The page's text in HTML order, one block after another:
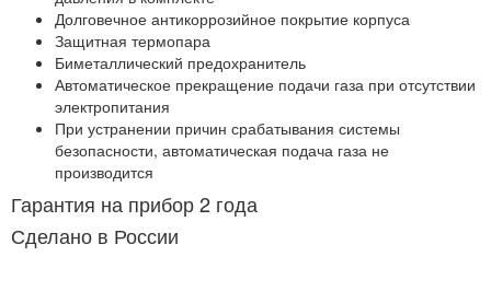
Долговечное антикоррозийное покрытие корпуса
Защитная термопара
Биметаллический предохранитель
Автоматическое прекращение подачи газа при отсутствии
электропитания
При устранении причин срабатывания системы
безопасности, автоматическая подача газа не
производится
Гарантия на прибор 2 года
Сделано в России